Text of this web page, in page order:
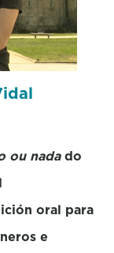
ou nadado
oral para
e